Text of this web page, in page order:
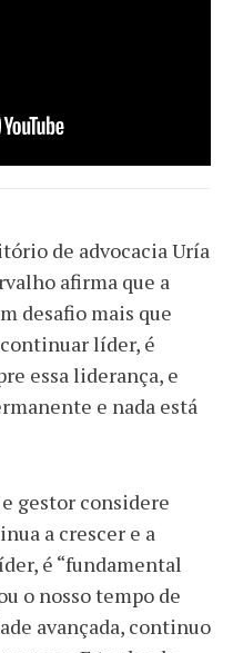
de advocacia Uría
afirma que a
desafio mais que
líder, é
essa liderança, e
e nada está
gestor considere
a crescer e a
é “fundamental
o nosso tempo de
avançada, continuo